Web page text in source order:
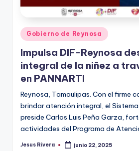
Publicado
en
Gobierno de Reynosa
Impulsa DIF-Reynosa
integral de la niñez a
en PANNARTI
Reynosa, Tamaulipas. Con el firme
brindar atención integral, el
preside Carlos Luis Peña Garza,
actividades del Programa de
Publicado
Jesus Rivera junio 22, 2025